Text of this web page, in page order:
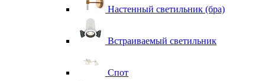
Настенный светильник (бра)
Встраиваемый светильник
Спот